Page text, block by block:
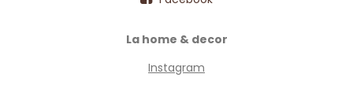
La home & decor
Instagram